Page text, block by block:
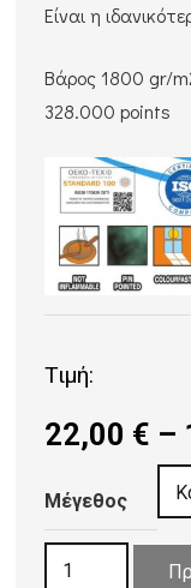
Είναι η
Βάρος 1800 gr/
328.000 points
Τιμή:
22,00 € –
Μέγεθος
ΧΑΛΙ